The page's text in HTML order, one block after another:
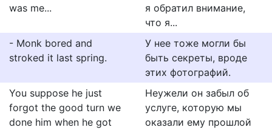
was me...
я обратил внимание,
что я...
- Monk bored and
stroked it last spring.
У нее тоже могли бы
быть секреты, вроде
этих фотографий.
You suppose he just
forgot the good turn we
done him when he got
Неужели он забыл об
услуге, которую мы
оказали ему прошлой